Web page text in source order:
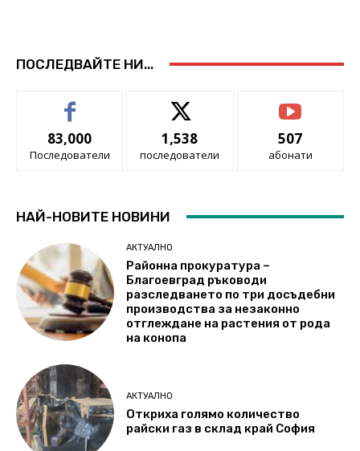
ПОСЛЕДВАЙТЕ НИ...
83,000
Последователи
1,538
последователи
507
абонати
НАЙ-НОВИТЕ НОВИНИ
АКТУАЛНО
Районна прокуратура –
Благоевград ръководи
разследването по три досъдебни
производства за незаконно
отглеждане на растения от рода
на конопа
АКТУАЛНО
Откриха голямо количество
райски газ в склад край София